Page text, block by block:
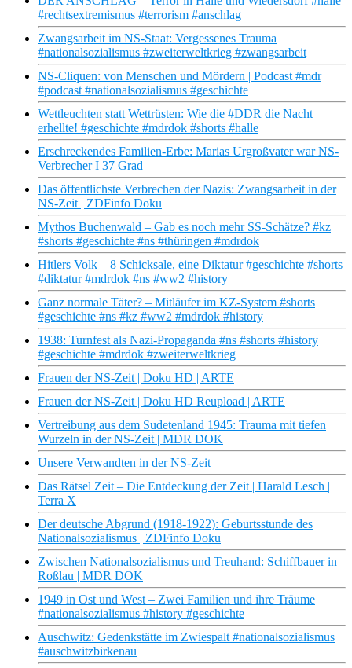
#rechtsextremismus #terrorism #anschlag
Zwangsarbeit im NS-Staat: Vergessenes Trauma
#nationalsozialismus #zweiterweltkrieg #zwangsarbeit
NS-Cliquen: von Menschen und Mördern | Podcast #mdr
#podcast #nationalsozialismus #geschichte
Wettleuchten statt Wettrüsten: Wie die #DDR die Nacht
erhellte! #geschichte #mdrdok #shorts #halle
Erschreckendes Familien-Erbe: Marias Urgroßvater war NS-
Verbrecher I 37 Grad
Das öffentlichste Verbrechen der Nazis: Zwangsarbeit in der
NS-Zeit | ZDFinfo Doku
Mythos Buchenwald – Gab es noch mehr SS-Schätze? #kz
#shorts #geschichte #ns #thüringen #mdrdok
Hitlers Volk – 8 Schicksale, eine Diktatur #geschichte #shorts
#diktatur #mdrdok #ns #ww2 #history
Ganz normale Täter? – Mitläufer im KZ-System #shorts
#geschichte #ns #kz #ww2 #mdrdok #history
1938: Turnfest als Nazi-Propaganda #ns #shorts #history
#geschichte #mdrdok #zweiterweltkrieg
Frauen der NS-Zeit | Doku HD | ARTE
Frauen der NS-Zeit | Doku HD Reupload | ARTE
Vertreibung aus dem Sudetenland 1945: Trauma mit tiefen
Wurzeln in der NS-Zeit | MDR DOK
Unsere Verwandten in der NS-Zeit
Das Rätsel Zeit – Die Entdeckung der Zeit | Harald Lesch |
Terra X
Der deutsche Abgrund (1918-1922): Geburtsstunde des
Nationalsozialismus | ZDFinfo Doku
Zwischen Nationalsozialismus und Treuhand: Schiffbauer in
Roßlau | MDR DOK
1949 in Ost und West – Zwei Familien und ihre Träume
#nationalsozialismus #history #geschichte
Auschwitz: Gedenkstätte im Zwiespalt #nationalsozialismus
#auschwitzbirkenau